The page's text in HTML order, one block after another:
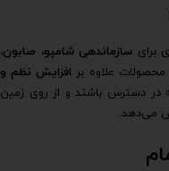
برای سازماندهی شامپو، صابون،
علاوه بر افزایش نظم و
دسترس باشند و از روی زمین
می‌دهد.